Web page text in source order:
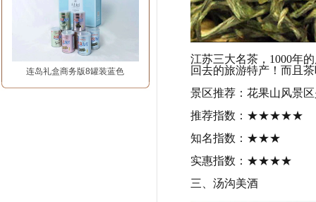
连岛礼盒商务版8罐装蓝色
江苏三大名茶，1000年
回去的旅游特产！而且
景区推荐：花果山风景
推荐指数：★★★★★
知名指数：★★★
实惠指数：★★★★
三、汤沟美酒